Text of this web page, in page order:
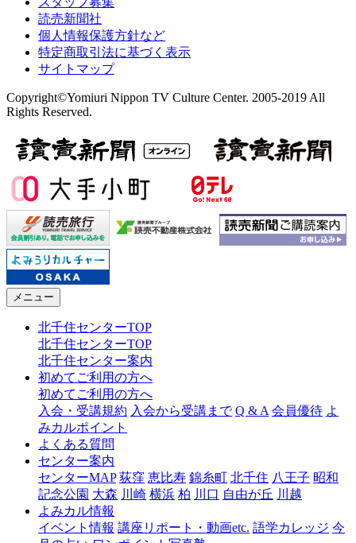
読売新聞社
個人情報保護方針など
特定商取引法に基づく表示
サイトマップ
Copyright©Yomiuri Nippon TV Culture Center. 2005-2019 All
Rights Reserved.
メニュー
北千住センターTOP
北千住センターTOP
北千住センター案内
初めてご利用の方へ
初めてご利用の方へ
入会・受講規約 入会から受講まで Q & A 会員優待 よ
みカルポイント
よくある質問
センター案内
センターMAP 荻窪 恵比寿 錦糸町 北千住 八王子 昭和
記念公園 大森 川崎 横浜 柏 川口 自由が丘 川越
よみカル情報
イベント情報 講座リポート・動画etc. 語学カレッジ 今